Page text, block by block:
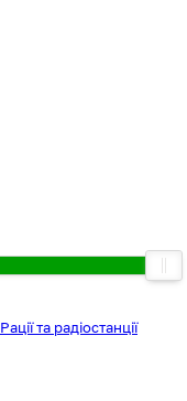
Рації та радіостанції